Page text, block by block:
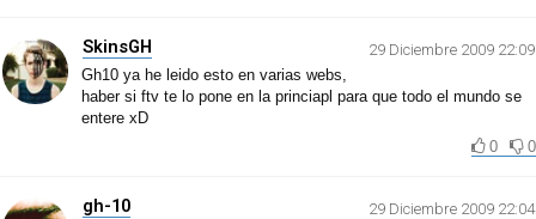
SkinsGH
29 Diciembre 2009 22:09
Gh10 ya he leido esto en varias webs,
haber si ftv te lo pone en la princiapl para que todo el mundo se
entere xD
0
0
gh-10
29 Diciembre 2009 22:04